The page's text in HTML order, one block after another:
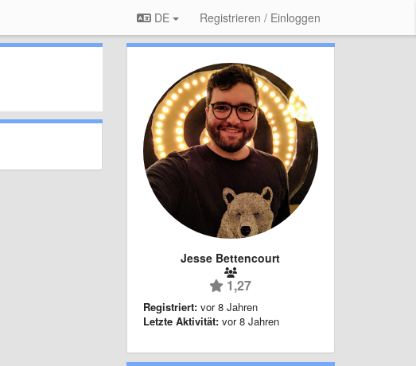
DE Registrieren / Einloggen
Jesse Bettencourt
1,27
Registriert: vor 8 Jahren
Letzte Aktivität: vor 8 Jahren